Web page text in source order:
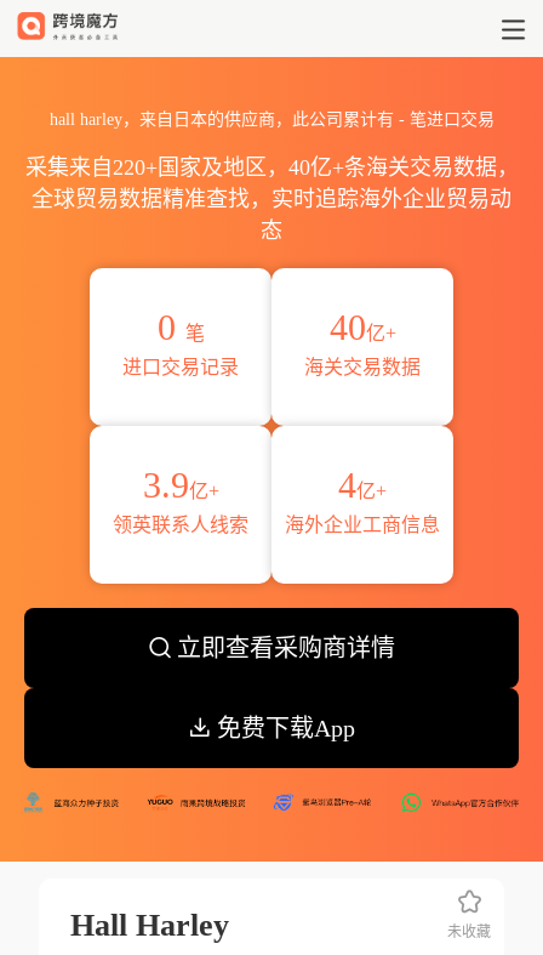
hall harley，来自日本的供应商，此公司累计有 -笔进口交易
采集来自220+国家及地区，40亿+条海关交易数据，
全球贸易数据精准查找，实时追踪海外企业贸易动
态
0 笔
进口交易记录
40亿+
海关交易数据
3.9亿+
领英联系人线索
4亿+
海外企业工商信息
立即查看采购商详情
免费下载App
Hall Harley 未收藏